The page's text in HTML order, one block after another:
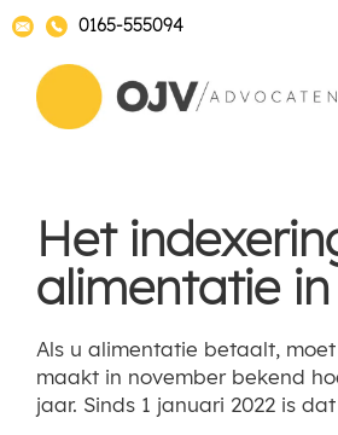
0165-555094
Het
alimentatie
Als u alimentatie betaalt,
maakt in november bekend
jaar. Sinds 1 januari 2022 is dat